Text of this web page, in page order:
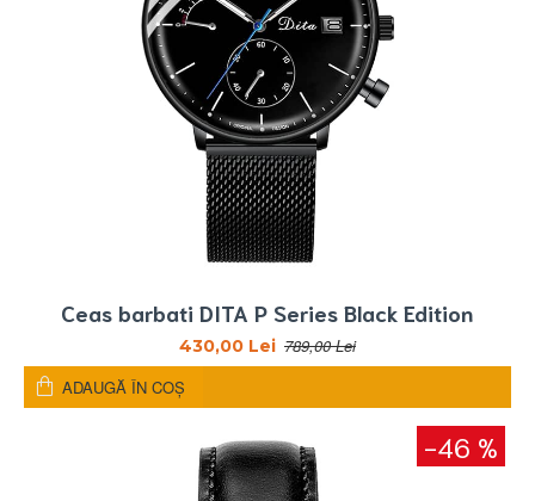
Ceas barbati DITA P Series Black Edition
430,00 Lei 789,00 Lei
ADAUGĂ ÎN COŞ
-46 %